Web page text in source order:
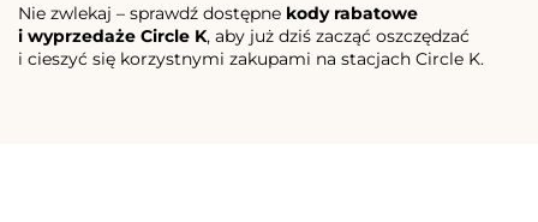
Nie zwlekaj – sprawdź dostępne kody rabatowe
i wyprzedaże Circle K, aby już dziś zacząć oszczędzać
i cieszyć się korzystnymi zakupami na stacjach Circle K.